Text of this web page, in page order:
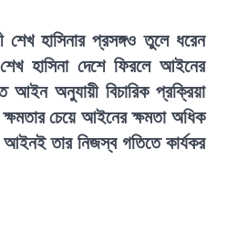
শেখ হাসিনার প্রসঙ্গও তুলে ধরেন
হাসিনা দেশে ফিরলে আইনের
আইন অনুযায়ী বিচারিক প্রক্রিয়া
চেয়ে আইনের ক্ষমতা অধিক
তার নিজস্ব গতিতে কার্যকর